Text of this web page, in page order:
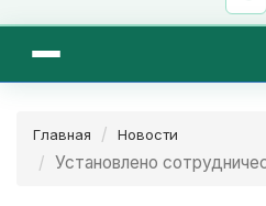
Главная Новости
Установлено